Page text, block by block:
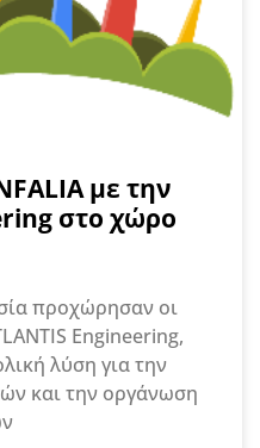
με την
στο χώρο
οι
Engineering,
λύση για την
και την οργάνωση